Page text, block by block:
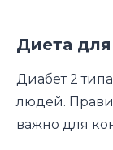
Диета
Диабет 2
людей.
важно для